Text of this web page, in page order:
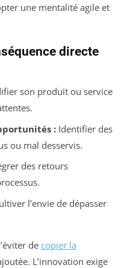
une mentalité agile et
directe
son produit ou service
:Identifier des
ou mal desservis.
des retours
l’envie de dépasser
de copier la
L’innovation exige